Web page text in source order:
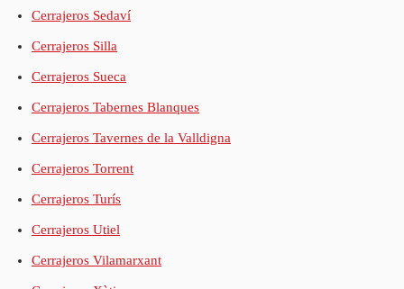
Cerrajeros Sedaví
Cerrajeros Silla
Cerrajeros Sueca
Cerrajeros Tabernes Blanques
Cerrajeros Tavernes de la Valldigna
Cerrajeros Torrent
Cerrajeros Turís
Cerrajeros Utiel
Cerrajeros Vilamarxant